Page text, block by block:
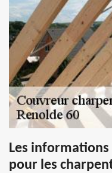
Les informations
pour les